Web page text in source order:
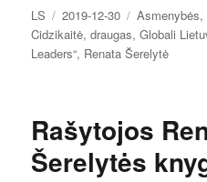
Autorius
LS Paskelbta
2019-12-30 Kategorijos
Asmenybės,
Cidzikaitė,draugas,Globali
Leaders“, Renata Šerelytė
Rašytojos
Šerelytės